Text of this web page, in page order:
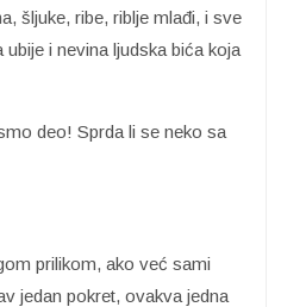
šljuke, ribe, riblje mlađi, i sve
i nevina ljudska bića koja
deo! Sprda li se neko sa
prilikom, ako već sami
jedan pokret, ovakva jedna